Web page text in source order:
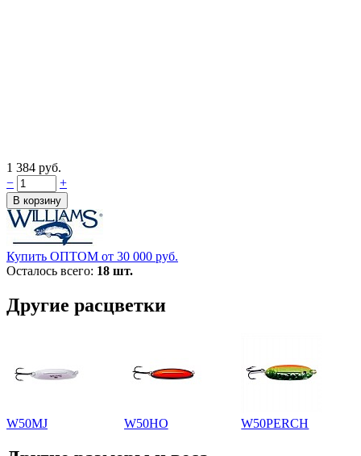
1 384 руб.
−
+
Купить ОПТОМ от 30 000 руб.
Осталось всего: 18 шт.
Другие расцветки
W50MJ W50HO W50PERCH